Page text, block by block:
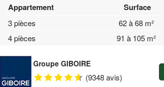
Appartement Surface
3 pièces 62 à 68 m²
4 pièces 91 à 105 m²
Groupe GIBOIRE
(9348 avis)